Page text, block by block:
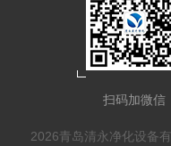
扫码加微信
2026青岛清永净化设备